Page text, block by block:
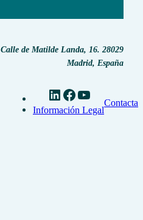
Calle de Matilde Landa, 16. 28029
Madrid, España
linkedin
facebook
youtube
Información Legal
Contacta